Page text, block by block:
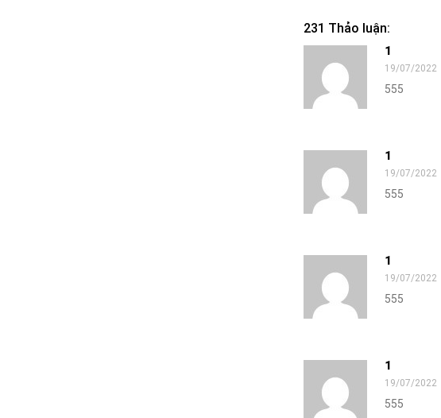
231 Thảo luận:
1
19/07/2022
555
1
19/07/2022
555
1
19/07/2022
555
1
19/07/2022
555